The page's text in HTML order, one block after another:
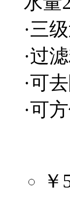
·三
·过
·可
·可
￥